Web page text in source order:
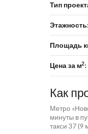
Тип
Этажность:
Площадь
Цена за м2:
Как
Метро
минуты в
такси 37 (9